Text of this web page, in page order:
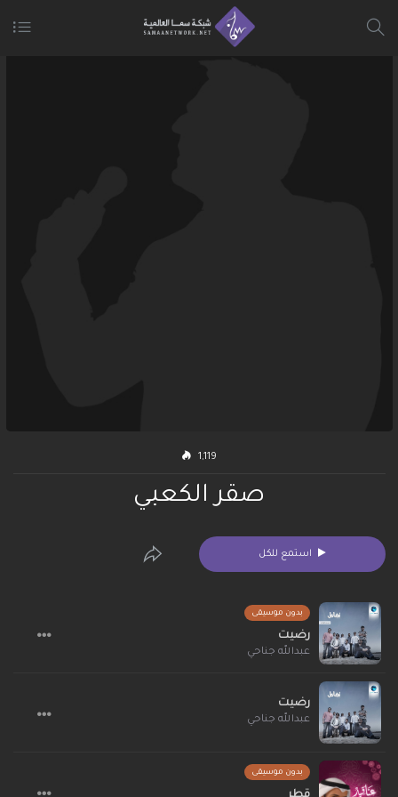
1,119
صقر الكعبي
استمع للكل
بدون موسيقى
رضيت
عبدالله جناحي
رضيت
عبدالله جناحي
بدون موسيقى